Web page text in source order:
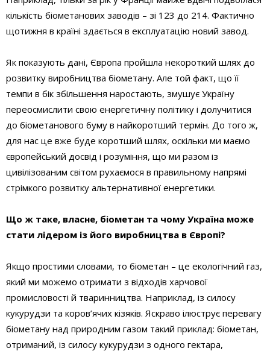
кількість біометанових заводів – зі 123 до 214. Фактично
щотижня в країні здається в експлуатацію новий завод.
Як показують дані, Європа пройшла некороткий шлях до
розвитку виробництва біометану. Але той факт, що її
темпи в бік збільшення наростають, змушує Україну
переосмислити свою енергетичну політику і долучитися
до біометанового буму в найкоротший термін. До того ж,
для нас це вже буде коротший шлях, оскільки ми маємо
європейський досвід і розуміння, що ми разом із
цивілізованим світом рухаємося в правильному напрямі
стрімкого розвитку альтернативної енергетики.
Що ж таке, власне, біометан та чому Україна може
стати лідером із його виробництва в Європі?
Якщо простими словами, то біометан – це екологічний газ,
який ми можемо отримати з відходів харчової
промисловості й тваринництва. Наприклад, із силосу
кукурудзи та коров’ячих кізяків. Яскраво ілюструє перевагу
біометану над природним газом такий приклад: біометан,
отриманий, із силосу кукурудзи з одного гектара,